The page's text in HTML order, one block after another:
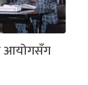
आयोगसँग